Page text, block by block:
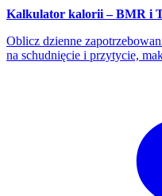
Kalkulator kalorii – BMR i
Oblicz dzienne
na schudnięcie i przytycie,